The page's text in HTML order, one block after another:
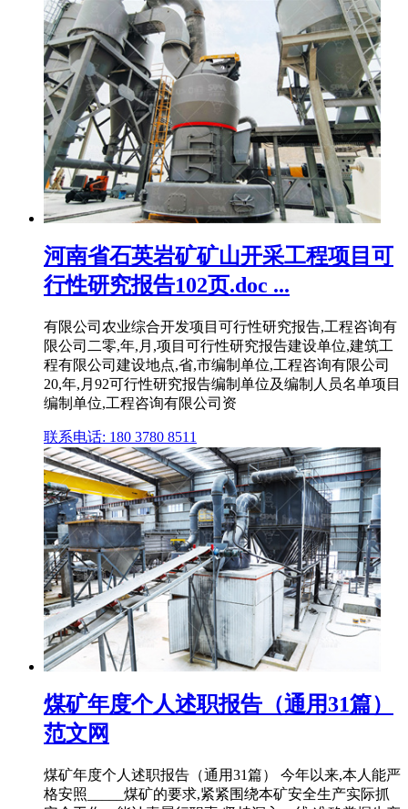
河南省石英岩矿矿山开采工程项目可
行性研究报告102页.doc ...
有限公司农业综合开发项目可行性研究报告,工程咨询有
限公司二零,年,月,项目可行性研究报告建设单位,建筑工
程有限公司建设地点,省,市编制单位,工程咨询有限公司
20,年,月92可行性研究报告编制单位及编制人员名单项目
编制单位,工程咨询有限公司资
联系电话: 180 3780 8511
煤矿年度个人述职报告（通用31篇）
范文网
煤矿年度个人述职报告（通用31篇） 今年以来,本人能严
格安照_____煤矿的要求,紧紧围绕本矿安全生产实际抓